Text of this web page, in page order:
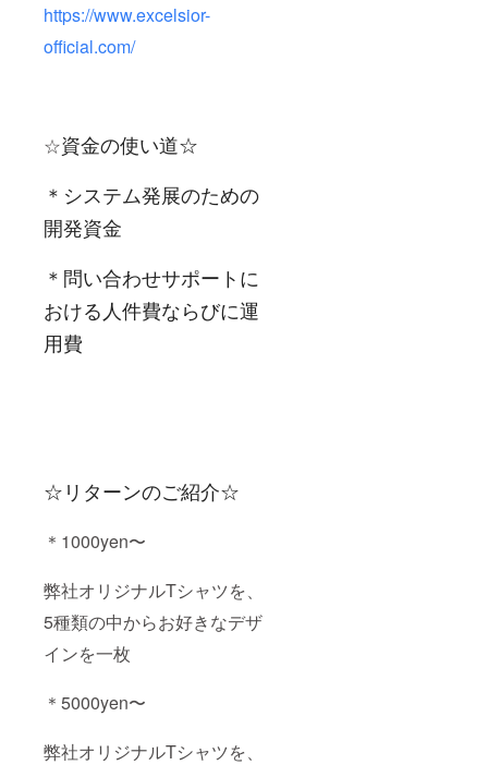
https://www.excelsior-
official.com/
☆資金の使い道☆
＊システム発展のための
開発資金
＊問い合わせサポートに
おける人件費ならびに運
用費
☆リターンのご紹介☆
＊1000yen〜
弊社オリジナルTシャツを、
5種類の中からお好きなデザ
インを一枚
＊5000yen〜
弊社オリジナルTシャツを、